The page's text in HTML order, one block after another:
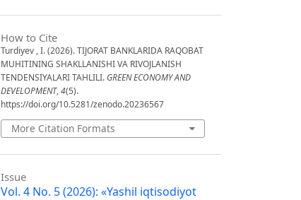
How to Cite
Turdiyev , I. (2026). TIJORAT BANKLARIDA RAQOBAT
MUHITINING SHAKLLANISHI VA RIVOJLANISH
TENDENSIYALARI TAHLILI. GREEN ECONOMY AND
DEVELOPMENT,4(5).
https://doi.org/10.5281/zenodo.20236567
More Citation Formats
Issue
Vol. 4 No. 5 (2026): «Yashil iqtisodiyot